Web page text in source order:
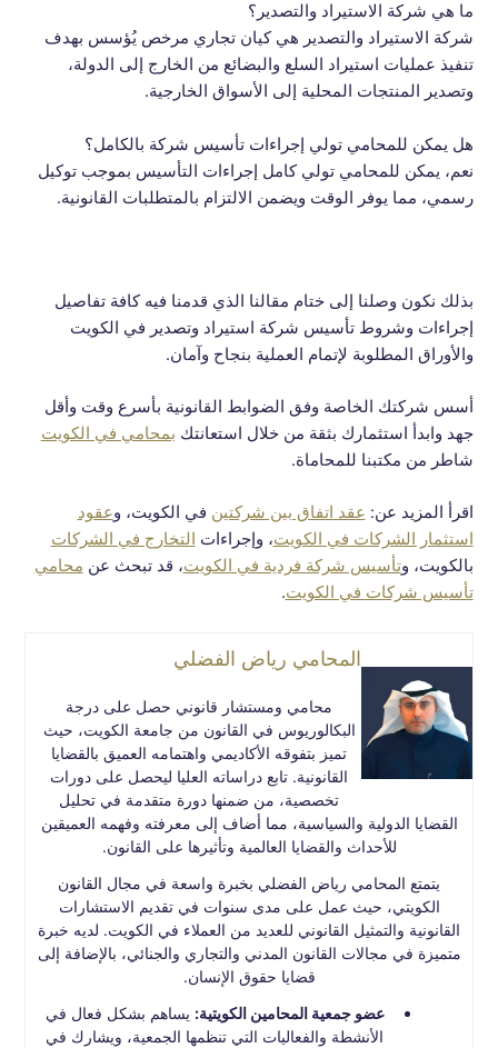
ما هي شركة الاستيراد والتصدير؟
شركة الاستيراد والتصدير هي كيان تجاري مرخص يُؤسس بهدف
تنفيذ عمليات استيراد السلع والبضائع من الخارج إلى الدولة،
وتصدير المنتجات المحلية إلى الأسواق الخارجية.
هل يمكن للمحامي تولي إجراءات تأسيس شركة بالكامل؟
نعم، يمكن للمحامي تولي كامل إجراءات التأسيس بموجب توكيل
رسمي، مما يوفر الوقت ويضمن الالتزام بالمتطلبات القانونية.
بذلك نكون وصلنا إلى ختام مقالنا الذي قدمنا فيه كافة تفاصيل
إجراءات وشروط تأسيس شركة استيراد وتصدير في الكويت
والأوراق المطلوبة لإتمام العملية بنجاح وآمان.
أسس شركتك الخاصة وفق الضوابط القانونية بأسرع وقت وأقل
جهد وابدأ استثمارك بثقة من خلال استعانتك بمحامي في الكويت
شاطر من مكتبنا للمحاماة.
اقرأ المزيد عن: عقد اتفاق بين شركتين في الكويت، وعقود
استثمار الشركات في الكويت، وإجراءات التخارج في الشركات
بالكويت، وتأسيس شركة فردية في الكويت، قد تبحث عن محامي
تأسيس شركات في الكويت.
المحامي رياض الفضلي
محامي ومستشار قانوني حصل على درجة
البكالوريوس في القانون من جامعة الكويت، حيث
تميز بتفوقه الأكاديمي واهتمامه العميق بالقضايا
القانونية. تابع دراساته العليا ليحصل على دورات
تخصصية، من ضمنها دورة متقدمة في تحليل
القضايا الدولية والسياسية، مما أضاف إلى معرفته وفهمه العميقين
للأحداث والقضايا العالمية وتأثيرها على القانون.
يتمتع المحامي رياض الفضلي بخبرة واسعة في مجال القانون
الكويتي، حيث عمل على مدى سنوات في تقديم الاستشارات
القانونية والتمثيل القانوني للعديد من العملاء في الكويت. لديه خبرة
متميزة في مجالات القانون المدني والتجاري والجنائي، بالإضافة إلى
قضايا حقوق الإنسان.
عضو جمعية المحامين الكويتية: يساهم بشكل فعال في
الأنشطة والفعاليات التي تنظمها الجمعية، ويشارك في